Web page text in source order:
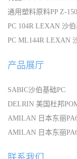
通用塑料原料PP Z-
PC 104R LEXAN 沙
PC ML144R LEXAN
产品展厅
SABIC沙伯基础PC
DELRIN 美国杜邦
AMILAN 日本东丽
AMILAN 日本东丽